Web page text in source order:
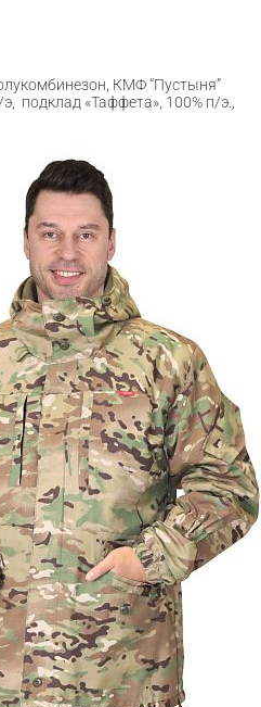
КМФ “Пустыня”
э, подклад «Таффета», 100% п/э.,